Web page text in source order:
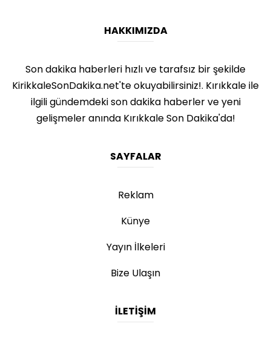
HAKKIMIZDA
Son dakika haberleri hızlı ve tarafsız bir şekilde
KirikkaleSonDakika.net'te okuyabilirsiniz!. Kırıkkale ile
ilgili gündemdeki son dakika haberler ve yeni
gelişmeler anında Kırıkkale Son Dakika'da!
SAYFALAR
Reklam
Künye
Yayın İlkeleri
Bize Ulaşın
İLETIŞIM